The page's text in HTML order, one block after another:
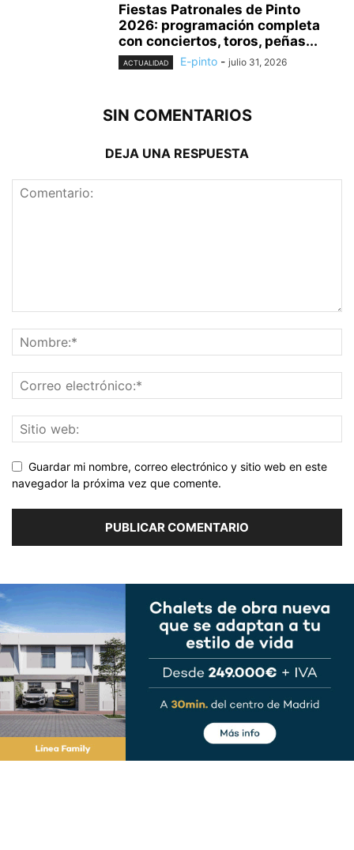
Fiestas Patronales de Pinto
2026: programación completa
con conciertos, toros, peñas...
ACTUALIDAD E-pinto - julio 31, 2026
SIN COMENTARIOS
DEJA UNA RESPUESTA
Guardar mi nombre, correo electrónico y sitio web en este
navegador la próxima vez que comente.